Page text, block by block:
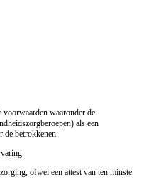
waaronder de
als een
betrokkenen.
ofwel een attest van ten minste